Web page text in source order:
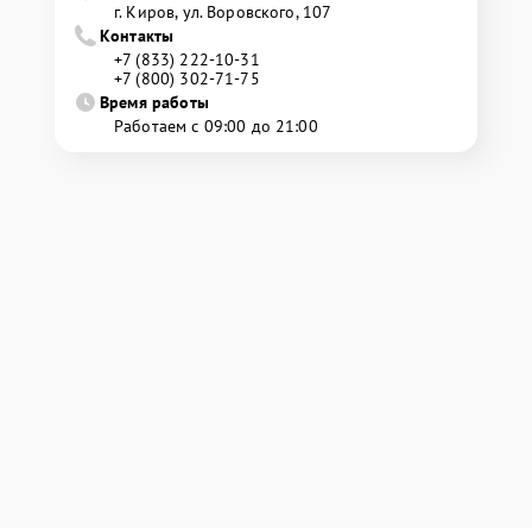
г. Киров, ул. Воровского, 107
Контакты
+7 (833) 222-10-31
+7 (800) 302-71-75
Время работы
Работаем с 09:00 до 21:00